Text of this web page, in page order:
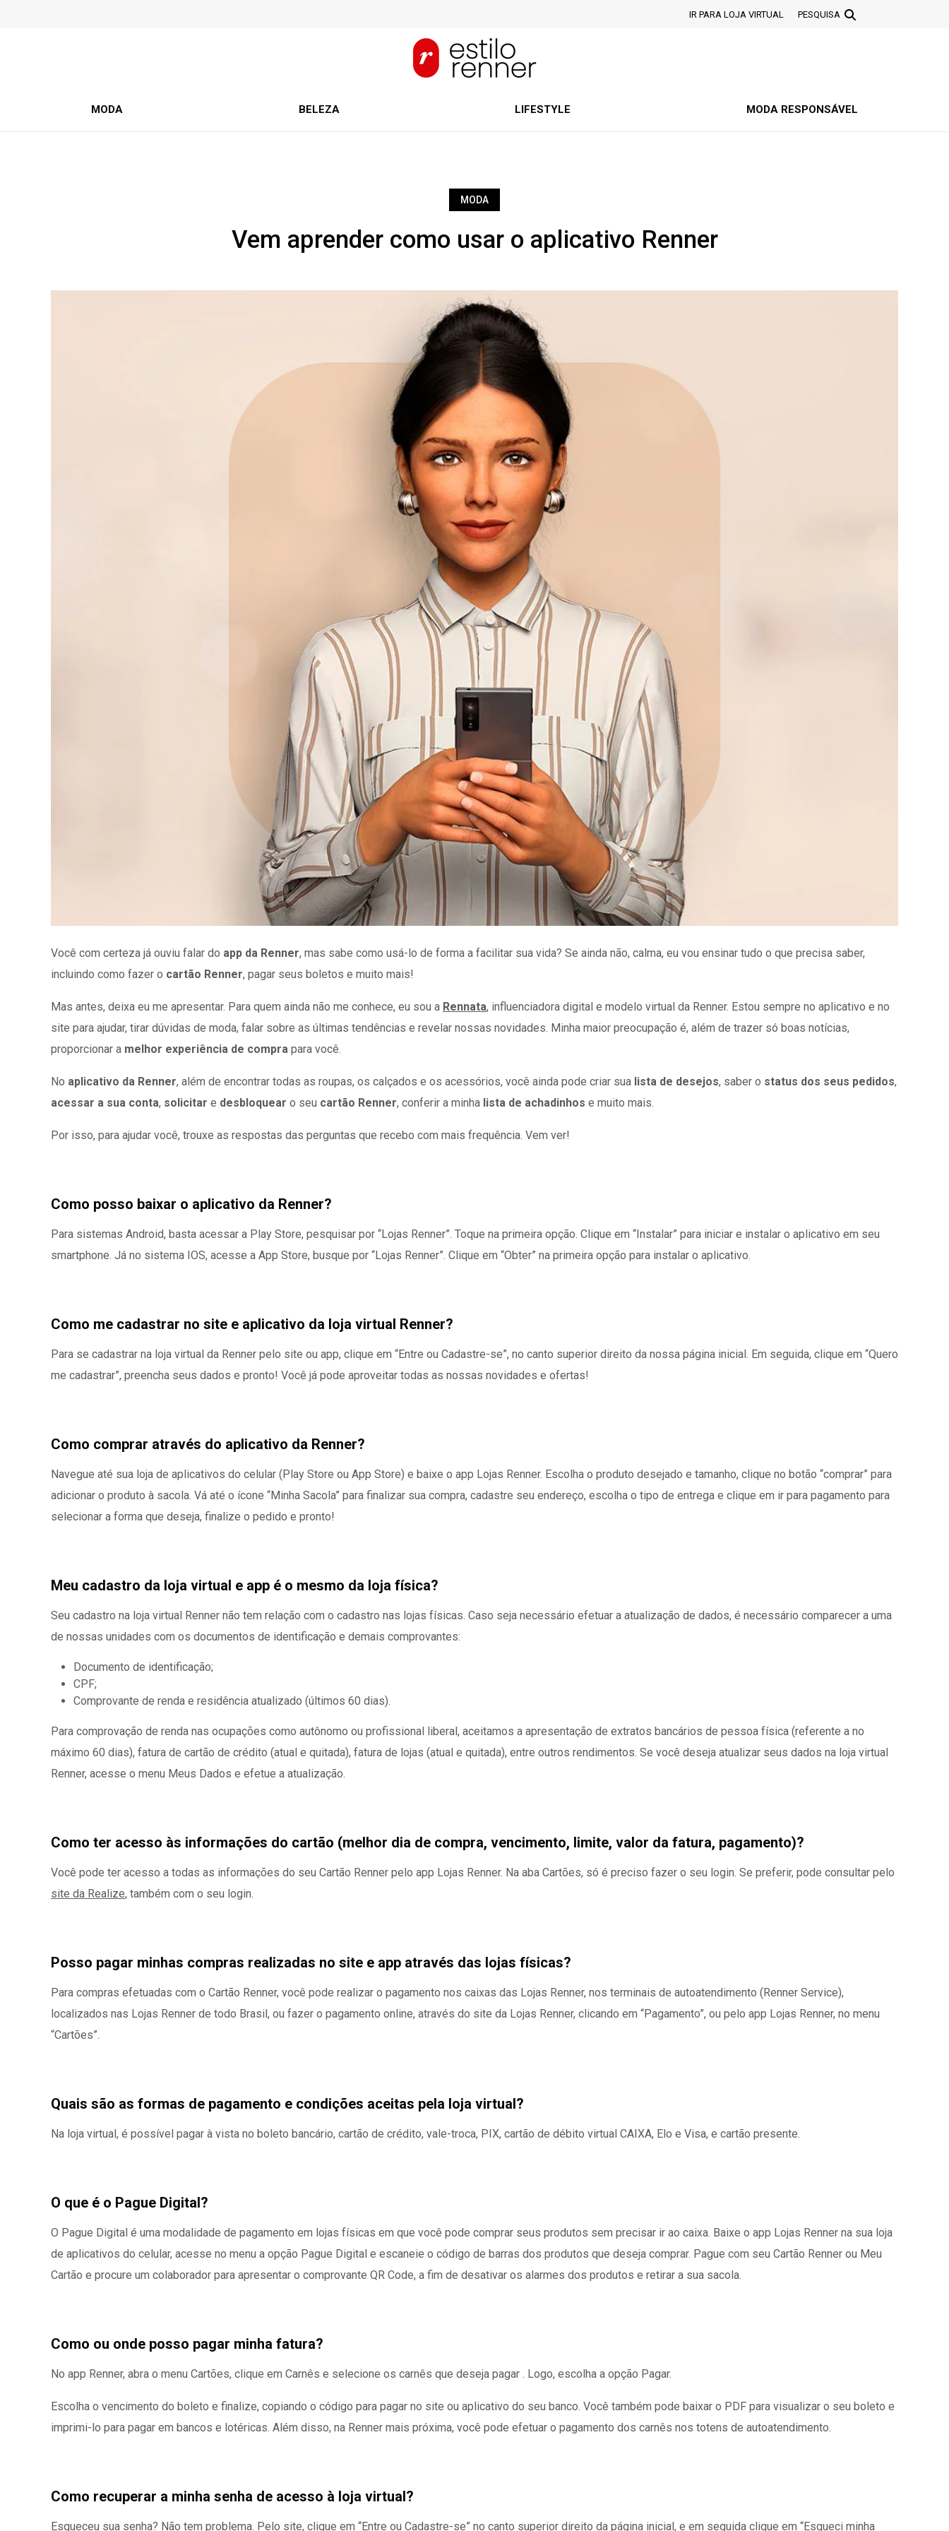
IR PARA LOJA VIRTUAL PESQUISA
MODA BELEZA LIFESTYLE MODA RESPONSÁVEL
MODA
Vem aprender como usar o aplicativo Renner
Você com certeza já ouviu falar do app da Renner, mas sabe como usá-lo de forma a facilitar sua vida? Se ainda não, calma, eu vou ensinar tudo o que precisa saber,
incluindo como fazer o cartão Renner, pagar seus boletos e muito mais!
Mas antes, deixa eu me apresentar. Para quem ainda não me conhece, eu sou a Rennata, influenciadora digital e modelo virtual da Renner. Estou sempre no aplicativo e no
site para ajudar, tirar dúvidas de moda, falar sobre as últimas tendências e revelar nossas novidades. Minha maior preocupação é, além de trazer só boas notícias,
proporcionar a melhor experiência de compra para você.
No aplicativo da Renner, além de encontrar todas as roupas, os calçados e os acessórios, você ainda pode criar sua lista de desejos, saber o status dos seus pedidos,
acessar a sua conta, solicitar e desbloquear o seu cartão Renner, conferir a minha lista de achadinhos e muito mais.
Por isso, para ajudar você, trouxe as respostas das perguntas que recebo com mais frequência. Vem ver!
Como posso baixar o aplicativo da Renner?
Para sistemas Android, basta acessar a Play Store, pesquisar por “Lojas Renner”. Toque na primeira opção. Clique em “Instalar” para iniciar e instalar o aplicativo em seu
smartphone. Já no sistema IOS, acesse a App Store, busque por “Lojas Renner”. Clique em “Obter” na primeira opção para instalar o aplicativo.
Como me cadastrar no site e aplicativo da loja virtual Renner?
Para se cadastrar na loja virtual da Renner pelo site ou app, clique em “Entre ou Cadastre-se”, no canto superior direito da nossa página inicial. Em seguida, clique em “Quero
me cadastrar”, preencha seus dados e pronto! Você já pode aproveitar todas as nossas novidades e ofertas!
Como comprar através do aplicativo da Renner?
Navegue até sua loja de aplicativos do celular (Play Store ou App Store) e baixe o app Lojas Renner. Escolha o produto desejado e tamanho, clique no botão “comprar” para
adicionar o produto à sacola. Vá até o ícone “Minha Sacola” para finalizar sua compra, cadastre seu endereço, escolha o tipo de entrega e clique em ir para pagamento para
selecionar a forma que deseja, finalize o pedido e pronto!
Meu cadastro da loja virtual e app é o mesmo da loja física?
Seu cadastro na loja virtual Renner não tem relação com o cadastro nas lojas físicas. Caso seja necessário efetuar a atualização de dados, é necessário comparecer a uma
de nossas unidades com os documentos de identificação e demais comprovantes:
Documento de identificação;
CPF;
Comprovante de renda e residência atualizado (últimos 60 dias).
Para comprovação de renda nas ocupações como autônomo ou profissional liberal, aceitamos a apresentação de extratos bancários de pessoa física (referente a no
máximo 60 dias), fatura de cartão de crédito (atual e quitada), fatura de lojas (atual e quitada), entre outros rendimentos. Se você deseja atualizar seus dados na loja virtual
Renner, acesse o menu Meus Dados e efetue a atualização.
Como ter acesso às informações do cartão (melhor dia de compra, vencimento, limite, valor da fatura, pagamento)?
Você pode ter acesso a todas as informações do seu Cartão Renner pelo app Lojas Renner. Na aba Cartões, só é preciso fazer o seu login. Se preferir, pode consultar pelo
site da Realize, também com o seu login.
Posso pagar minhas compras realizadas no site e app através das lojas físicas?
Para compras efetuadas com o Cartão Renner, você pode realizar o pagamento nos caixas das Lojas Renner, nos terminais de autoatendimento (Renner Service),
localizados nas Lojas Renner de todo Brasil, ou fazer o pagamento online, através do site da Lojas Renner, clicando em “Pagamento”, ou pelo app Lojas Renner, no menu
“Cartões”.
Quais são as formas de pagamento e condições aceitas pela loja virtual?
Na loja virtual, é possível pagar à vista no boleto bancário, cartão de crédito, vale-troca, PIX, cartão de débito virtual CAIXA, Elo e Visa, e cartão presente.
O que é o Pague Digital?
O Pague Digital é uma modalidade de pagamento em lojas físicas em que você pode comprar seus produtos sem precisar ir ao caixa. Baixe o app Lojas Renner na sua loja
de aplicativos do celular, acesse no menu a opção Pague Digital e escaneie o código de barras dos produtos que deseja comprar. Pague com seu Cartão Renner ou Meu
Cartão e procure um colaborador para apresentar o comprovante QR Code, a fim de desativar os alarmes dos produtos e retirar a sua sacola.
Como ou onde posso pagar minha fatura?
No app Renner, abra o menu Cartões, clique em Carnês e selecione os carnês que deseja pagar . Logo, escolha a opção Pagar.
Escolha o vencimento do boleto e finalize, copiando o código para pagar no site ou aplicativo do seu banco. Você também pode baixar o PDF para visualizar o seu boleto e
imprimi-lo para pagar em bancos e lotéricas. Além disso, na Renner mais próxima, você pode efetuar o pagamento dos carnês nos totens de autoatendimento.
Como recuperar a minha senha de acesso à loja virtual?
Esqueceu sua senha? Não tem problema. Pelo site, clique em “Entre ou Cadastre-se” no canto superior direito da página inicial, e em seguida clique em “Esqueci minha